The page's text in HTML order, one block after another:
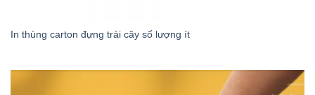
In thùng carton đựng trái cây số lượng ít